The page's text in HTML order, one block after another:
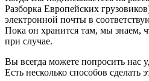
Разборка Европейских
электронной почты в
Пока он хранится там, мы знаем,
при случае.
Вы всегда можете попросить нас
Есть несколько способов сделать